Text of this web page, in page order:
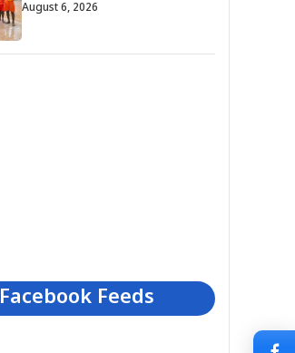
August 6, 2026
Facebook Feeds